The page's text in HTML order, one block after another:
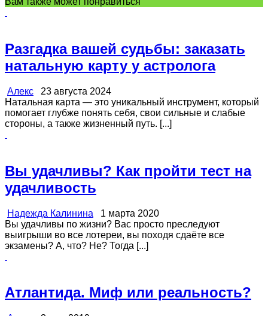
Разгадка вашей судьбы: заказать
натальную карту у астролога
Алекс 23 августа 2024
Натальная карта — это уникальный инструмент, который
помогает глубже понять себя, свои сильные и слабые
стороны, а также жизненный путь. [...]
Вы удачливы? Как пройти тест на
удачливость
Надежда Калинина 1 марта 2020
Вы удачливы по жизни? Вас просто преследуют
выигрыши во все лотереи, вы походя сдаёте все
экзамены? А, что? Не? Тогда [...]
Атлантида. Миф или реальность?